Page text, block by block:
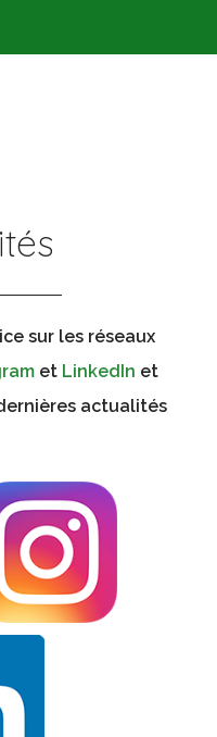
sur les réseaux
et LinkedIn et
actualités